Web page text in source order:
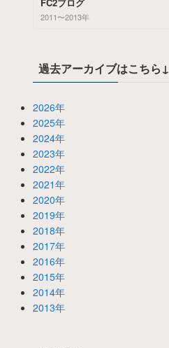
2011〜2013年
過去アーカイブはこちら↓
2026年
2025年
2024年
2023年
2022年
2021年
2020年
2019年
2018年
2017年
2016年
2015年
2014年
2013年